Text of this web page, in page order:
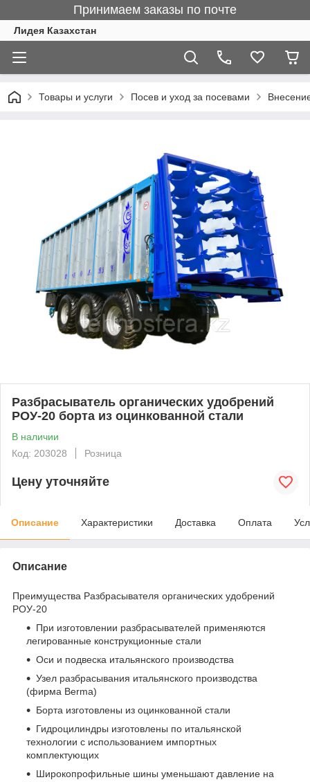
Принимаем заказы по почте
Лидея Казахстан
Товары и услуги Посев и уход за посевами
Разбрасыватель органических удобрений
РОУ-20 борта из оцинкованной стали
В наличии
Код: 203028
Розница
Цену уточняйте
Описание Характеристики Доставка Оплата
Описание
Преимущества Разбрасывателя органических удобрений
РОУ-20
При изготовлении разбрасывателей применяются
легированные конструкционные стали
Оси и подвеска итальянского производства
Узел разбрасывания итальянского производства
(фирма Berma)
Борта изготовлены из оцинкованной стали
Гидроцилиндры изготовлены по итальянской
технологии с использованием импортных
комплектующих
Широкопрофильные шины уменьшают давление на